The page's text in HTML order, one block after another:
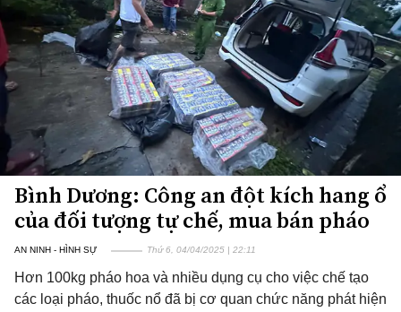
Bình Dương: Công an đột kích hang ổ
của đối tượng tự chế, mua bán pháo
AN NINH - HÌNH SỰ Thứ 6, 04/04/2025 | 22:11
Hơn 100kg pháo hoa và nhiều dụng cụ cho việc chế tạo
các loại pháo, thuốc nổ đã bị cơ quan chức năng phát hiện